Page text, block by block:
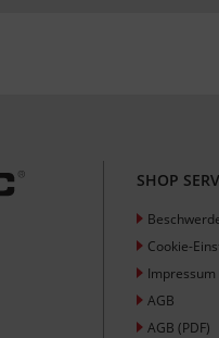
SHOP
Cookie-
Impressum
AGB
AGB (PDF)